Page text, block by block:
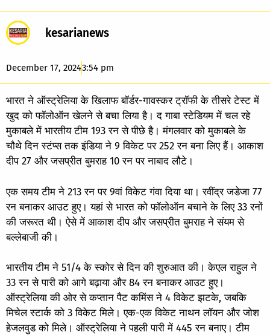
kesarianews
December 17, 20243:54 pm
भारत ने ऑस्ट्रेलिया के खिलाफ बॉर्डर-गावस्कर ट्रॉफी के तीसरे टेस्ट में
खुद को फॉलोऑन खेलने से बचा लिया है। द गाबा स्टेडियम में चल रहे
मुकाबले में भारतीय टीम 193 रन से पीछे है। मंगलवार को मुकाबले के
चौथे दिन स्टंप्स तक इंडिया ने 9 विकेट पर 252 रन बना लिए हैं। आकाश
दीप 27 और जसप्रीत बुमराह 10 रन पर नाबाद लौटे।
एक समय टीम ने 213 रन पर 9वां विकेट गंवा दिया था। रवींद्र जडेजा 77
रन बनाकर आउट हुए। यहां से भारत को फॉलोऑन बचाने के लिए 33 रनों
की जरूरत थी। ऐसे में आकाश दीप और जसप्रीत बुमराह ने संयम से
बल्लेबाजी की।
भारतीय टीम ने 51/4 के स्कोर से दिन की शुरुआत की। केएल राहुल ने
33 रन से पारी को आगे बढ़ाया और 84 रन बनाकर आउट हुए।
ऑस्ट्रेलिया की ओर से कप्तान पैट कमिंस ने 4 विकेट झटके, जबकि
मिचेल स्टार्क को 3 विकेट मिले। एक-एक विकेट नाथन लॉयन और जोश
हेजलवुड को मिले। ऑस्ट्रेलिया ने पहली पारी में 445 रन बनाए। टीम